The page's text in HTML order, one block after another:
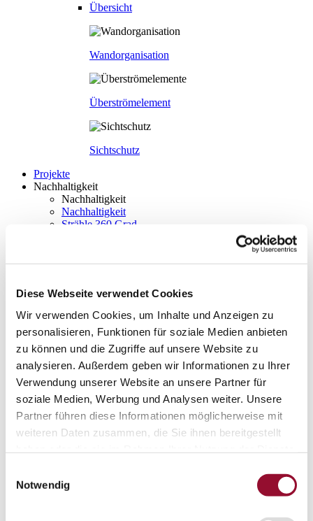
Diese Webseite verwendet Cookies
Wir verwenden Cookies, um Inhalte und Anzeigen zu
personalisieren, Funktionen für soziale Medien anbieten
zu können und die Zugriffe auf unsere Website zu
analysieren. Außerdem geben wir Informationen zu Ihrer
Verwendung unserer Website an unsere Partner für
soziale Medien, Werbung und Analysen weiter. Unsere
Partner führen diese Informationen möglicherweise mit
weiteren Daten zusammen, die Sie ihnen bereitgestellt
Notwendig
Übersicht
Wandorganisation
Überströmelement
Sichtschutz
Projekte
Nachhaltigkeit
Nachhaltigkeit
Nachhaltigkeit
Strähle 360 Grad
EPD - Environmental Product Declaration
Unternehmen
Über Strähle
Über Strähle
Philosophie
Historie
Standorte
Netzwerke
Engagement